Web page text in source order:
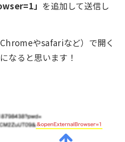
」 を追加して送信し
やsafariなど）で開く
なると思います！